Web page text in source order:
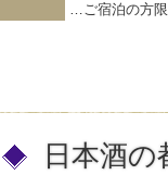
…ご宿泊の方
日本酒